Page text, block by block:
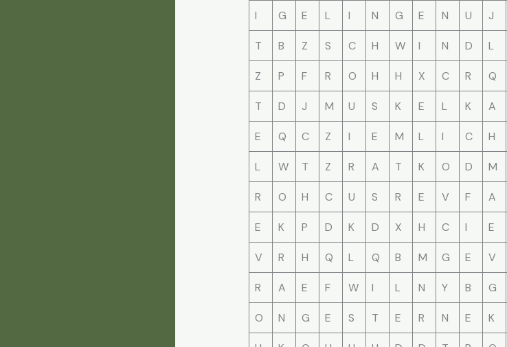
I G E L I N G E N U J
T B Z S C H W I N D L
Z P F R O H H X C R Q
T D J M U S K E L K A
E Q C Z I E M L I C H
L W T Z R A T K O D M
R O H C U S R E V F A
E K P D K D X H C I E
V R H Q L Q B M G E V
R A E F W I L N Y B G
O N G E S T E R N E K